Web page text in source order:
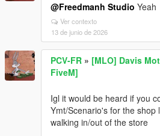
@Freedmanh Studio Yeah
Ver contexto
13 de junio de 2026
PCV-FR » [MLO] Davis
FiveM]
Igl it would be heard if you
Ymt/Scenario's for the
walking in/out of the store